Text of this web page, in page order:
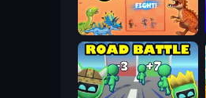
Dinosaurs Merge Master